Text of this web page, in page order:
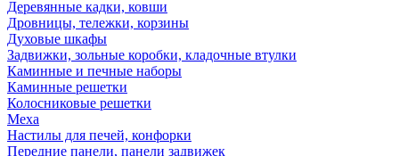
Деревянные кадки, ковши
Дровницы, тележки, корзины
Духовые шкафы
Задвижки, зольные коробки, кладочные втулки
Каминные и печные наборы
Каминные решетки
Колосниковые решетки
Меха
Настилы для печей, конфорки
Передние панели, панели задвижек